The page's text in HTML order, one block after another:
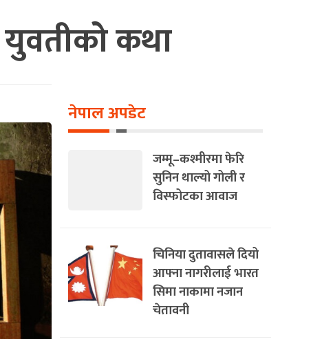
कथा
नेपाल अपडेट
जम्मू–कश्मीरमा फेरि
सुनिन थाल्यो गोली र
विस्फोटका आवाज
चिनिया दुतावासले दियो
आफ्ना नागरीलाई भारत
सिमा नाकामा नजान
चेतावनी